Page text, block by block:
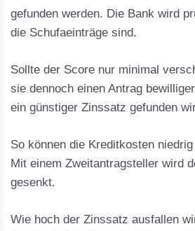
gefunden werden. Die Bank wird
die Schufaeinträge sind.
Sollte der Score nur minimal
sie dennoch einen Antrag
ein günstiger Zinssatz gefunden
So können die Kreditkosten
Mit einem Zweitantragsteller wird
gesenkt.
Wie hoch der Zinssatz ausfallen